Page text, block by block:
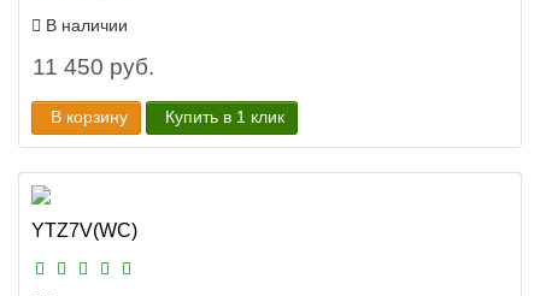
В наличии
11 450 руб.
В корзину Купить в 1 клик
YTZ7V(WC)